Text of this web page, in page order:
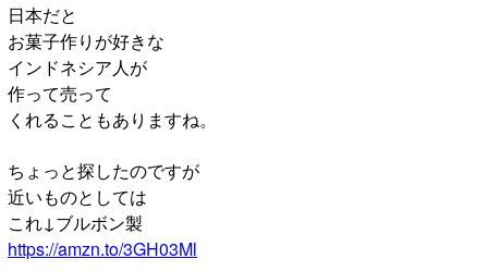
日本だと
お菓子作りが好きな
インドネシア人が
作って売って
くれることもありますね。
ちょっと探したのですが
近いものとしては
これ↓ブルボン製
https://amzn.to/3GH03Ml